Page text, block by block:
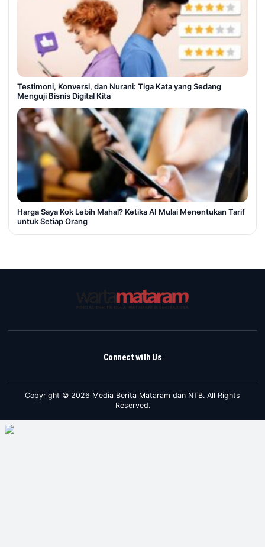
Testimoni, Konversi, dan Nurani: Tiga Kata yang Sedang
Menguji Bisnis Digital Kita
Harga Saya Kok Lebih Mahal? Ketika AI Mulai Menentukan Tarif
untuk Setiap Orang
Connect with Us
Copyright © 2026 Media Berita Mataram dan NTB. All Rights
Reserved.